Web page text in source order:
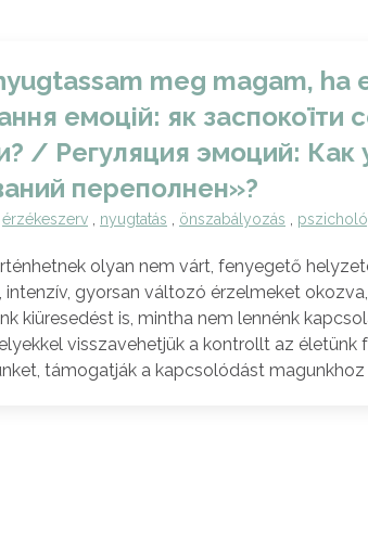
meg magam,
емоцій: як заспокоїти
/ Регуляция эмоций: Как
переполнен»?
érzékeszerv nyugtatás önszabályozás
olyan nem várt, fenyegető
intenzív, gyorsan változó érzelmeket
kiüresedést is, mintha nem lennénk
visszavehetjük a kontrollt az
támogatják a kapcsolódást